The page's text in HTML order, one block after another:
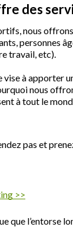
des
nous
personnes
travail, etc).
à apporter
nous
à tout le
pas et
>>
l’entorse